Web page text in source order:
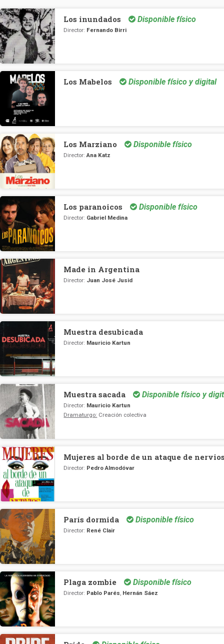
Los inundados Disponible físico
Director: Fernando Birri
Los Mabelos Disponible físico y digital
Los Marziano Disponible físico
Director:Ana Katz
Los paranoicos Disponible físico
Director: Gabriel Medina
Made in Argentina
Director: Juan José Jusid
Muestra desubicada
Director: Mauricio Kartun
Muestra sacada Disponible físico y
Director: Mauricio Kartun
Dramaturgo: Creación colectiva
Mujeres al borde de un ataque de
Director: Pedro Almodóvar
París dormida Disponible físico
Director: René Clair
Plaga zombie Disponible físico
Director: Pablo Parés, Hernán Sáez